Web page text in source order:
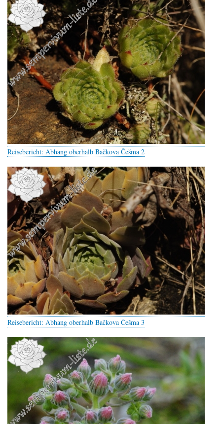
Reisebericht: Abhang oberhalb Bačkova Češma 2
Reisebericht: Abhang oberhalb Bačkova Češma 3